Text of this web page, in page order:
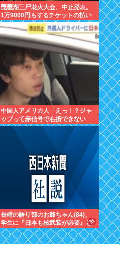
琵琶湖三尸花火大会、中止発表。
1万9000円もするチケットの払い
戻しは「法的専門家への相談を行
いながら」で確約せず
中国人アメリカ人「えっ！？ジャ
ップって赤信号で右折できない
の？」
長崎の語り部のお爺ちゃん(84)、
学生に『日本も核武装が必要』と
言われびっくり